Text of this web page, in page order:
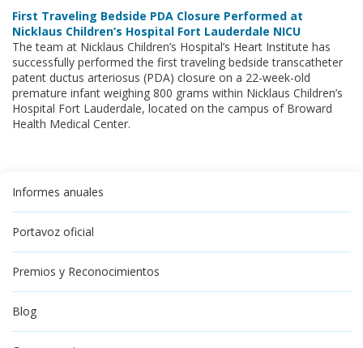
First Traveling Bedside PDA Closure Performed at
Nicklaus Children’s Hospital Fort Lauderdale NICU
The team at Nicklaus Children’s Hospital’s Heart Institute has
successfully performed the first traveling bedside transcatheter
patent ductus arteriosus (PDA) closure on a 22-week-old
premature infant weighing 800 grams within Nicklaus Children’s
Hospital Fort Lauderdale, located on the campus of Broward
Health Medical Center.
Informes anuales
Portavoz oficial
Premios y Reconocimientos
Blog